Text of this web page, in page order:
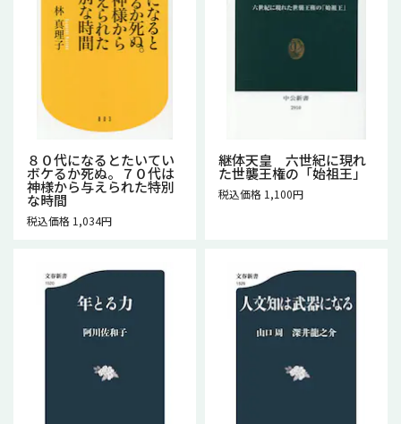
８０代になるとたいてい
ボケるか死ぬ。７０代は
神様から与えられた特別
な時間
税込価格 1,034円
継体天皇 六世紀に現れ
た世襲王権の「始祖王」
税込価格 1,100円